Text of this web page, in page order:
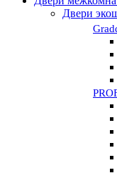
Двери